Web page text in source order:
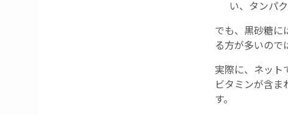
い、タンパ
でも、黒砂糖に
る方が多いので
実際に、ネット
ビタミンが含ま
す。